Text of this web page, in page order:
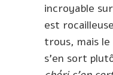
incroyable
est
trous, mais
s’en sort